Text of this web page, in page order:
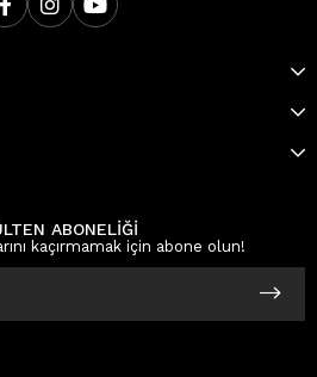
ABONELİĞİ
kaçırmamak için abone olun!